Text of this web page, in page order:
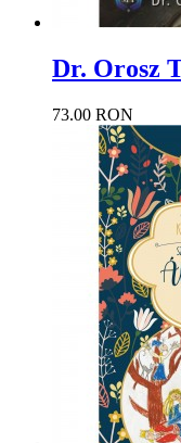
Dr. Orosz
73.00 RON